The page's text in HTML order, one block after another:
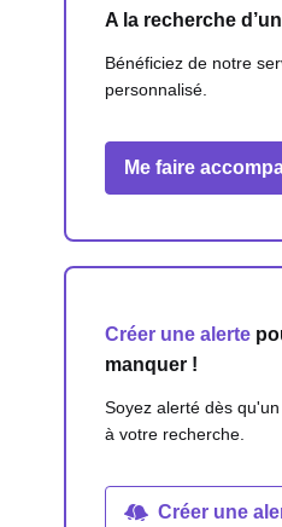
A la recherche d’un
Bénéficiez de notre
personnalisé.
Me faire
Créer une alerte
manquer !
Soyez alerté dès
à votre recherche.
Créer une